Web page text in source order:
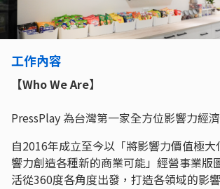
工作內容
【Who We Are】
PressPlay 為台灣第一家全方位影響力經
自2016年成立至今以「將影響力價值極
響力創造各種新的商業可能」經營事業版
活從360度各角度出發，打造各領域的影